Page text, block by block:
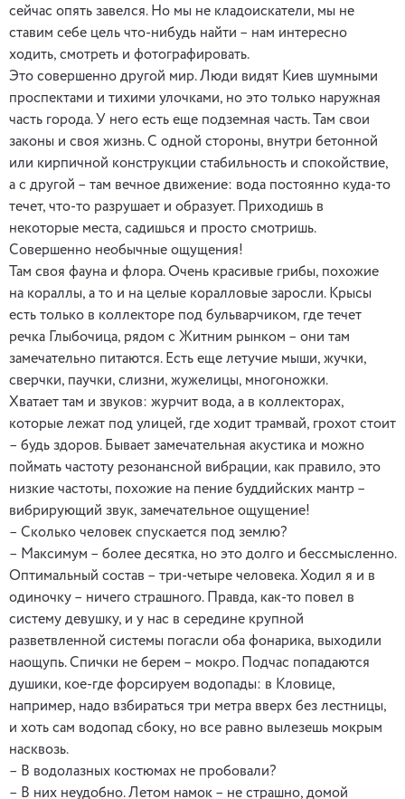
сейчас опять завелся. Но мы не кладоискатели, мы не
ставим себе цель что-нибудь найти – нам интересно
ходить, смотреть и фотографировать.
Это совершенно другой мир. Люди видят Киев шумными
проспектами и тихими улочками, но это только наружная
часть города. У него есть еще подземная часть. Там свои
законы и своя жизнь. С одной стороны, внутри бетонной
или кирпичной конструкции стабильность и спокойствие,
а с другой – там вечное движение: вода постоянно куда-то
течет, что-то разрушает и образует. Приходишь в
некоторые места, садишься и просто смотришь.
Совершенно необычные ощущения!
Там своя фауна и флора. Очень красивые грибы, похожие
на кораллы, а то и на целые коралловые заросли. Крысы
есть только в коллекторе под бульварчиком, где течет
речка Глыбочица, рядом с Житним рынком – они там
замечательно питаются. Есть еще летучие мыши, жучки,
сверчки, паучки, слизни, жужелицы, многоножки.
Хватает там и звуков: журчит вода, а в коллекторах,
которые лежат под улицей, где ходит трамвай, грохот стоит
– будь здоров. Бывает замечательная акустика и можно
поймать частоту резонансной вибрации, как правило, это
низкие частоты, похожие на пение буддийских мантр –
вибрирующий звук, замечательное ощущение!
– Сколько человек спускается под землю?
– Максимум – более десятка, но это долго и бессмысленно.
Оптимальный состав – три-четыре человека. Ходил я и в
одиночку – ничего страшного. Правда, как-то повел в
систему девушку, и у нас в середине крупной
разветвленной системы погасли оба фонарика, выходили
наощупь. Спички не берем – мокро. Подчас попадаются
душики, кое-где форсируем водопады: в Кловице,
например, надо взбираться три метра вверх без лестницы,
и хоть сам водопад сбоку, но все равно вылезешь мокрым
насквозь.
– В водолазных костюмах не пробовали?
– В них неудобно. Летом намок – не страшно, домой